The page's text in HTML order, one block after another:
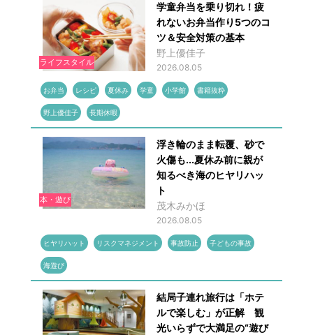
ライフスタイル
学童弁当を乗り切れ！疲
れないお弁当作り5つのコ
ツ＆安全対策の基本
野上優佳子
2026.08.05
お弁当 レシピ 夏休み 学童 小学館 書籍抜粋
野上優佳子 長期休暇
本・遊び
浮き輪のまま転覆、砂で
火傷も...夏休み前に親が
知るべき海のヒヤリハッ
ト
茂木みかほ
2026.08.05
ヒヤリハット リスクマネジメント 事故防止 子どもの事故
海遊び
結局子連れ旅行は「ホテ
ルで楽しむ」が正解 観
光いらずで大満足の“遊び